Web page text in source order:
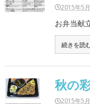
2015年5
お弁当献
続きを読
秋の
2015年5